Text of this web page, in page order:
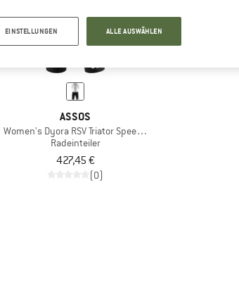
ASSOS
Women's Dyora RSV Triator Speedsuit S11
Radeinteiler
427,45 €
(0)
EINSTELLUNGEN ALLE AUSWÄHLEN